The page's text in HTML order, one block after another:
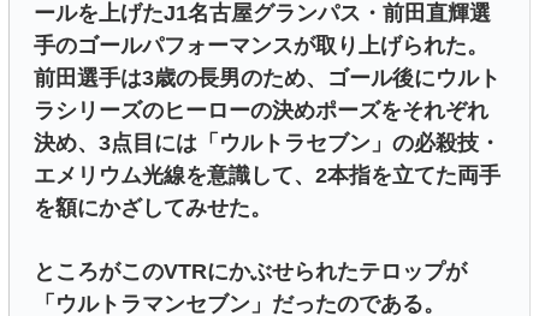
ールを上げたJ1名古屋グランパス・前田直輝選
手のゴールパフォーマンスが取り上げられた。
前田選手は3歳の長男のため、ゴール後にウルト
ラシリーズのヒーローの決めポーズをそれぞれ
決め、3点目には「ウルトラセブン」の必殺技・
エメリウム光線を意識して、2本指を立てた両手
を額にかざしてみせた。
ところがこのVTRにかぶせられたテロップが
「ウルトラマンセブン」だったのである。